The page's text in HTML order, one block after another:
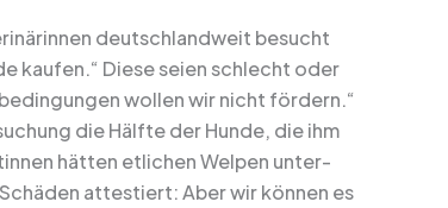
deutschlandweit besucht
kaufen.“ Diese seien schlecht oder
wollen wir nicht fördern.“
die Hälfte der Hunde, die ihm
hätten etlichen Welpen unter-
attestiert: Aber wir können es